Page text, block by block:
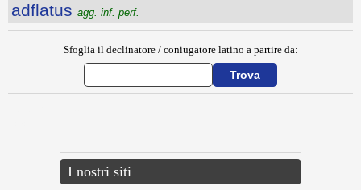
adflatus agg. inf. perf.
Sfoglia il declinatore / coniugatore latino a partire da:
I nostri siti